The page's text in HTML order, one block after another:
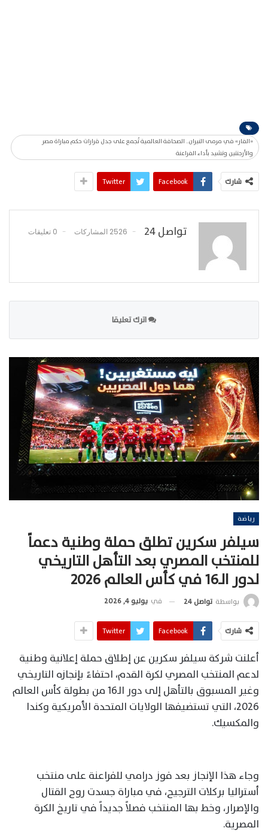
«الفار» في مرمى النيران.. الصحافة العالمية تُجمع على جدل قرارات حكم مباراة مصر
والأرجنتين وتشيد بأداء الفراعنة
شارك Facebook
Twitter
تواصل 24 2526 المشاركات 0 تعليقات
اترك تعليقا
رياضة
سيلفر سكرين تطلق حملة وطنية دعماً
للمنتخب المصري بعد التأهل التاريخي
لدور الـ16 في كأس العالم 2026
بواسطة تواصل 24 في يوليو 4, 2026
شارك Facebook
Twitter
أعلنت شركة سيلفر سكرين عن إطلاق حملة إعلانية وطنية
لدعم المنتخب المصري لكرة القدم، احتفاءً بإنجازه التاريخي
وغير المسبوق بالتأهل إلى دور الـ16 من بطولة كأس العالم
2026، التي تستضيفها الولايات المتحدة الأمريكية وكندا
والمكسيك.
وجاء هذا الإنجاز بعد فوز درامي للفراعنة على منتخب
أستراليا بركلات الترجيح، في مباراة جسدت روح القتال
والإصرار، وخط بها المنتخب فصلاً جديداً في تاريخ الكرة
المصرية.